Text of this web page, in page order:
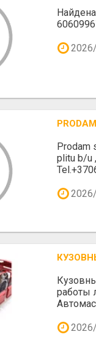
PRODAM
Prodam
plitu b/u
работы